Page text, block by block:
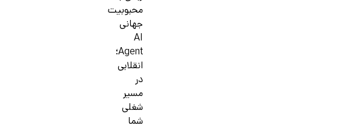
محبوبیت
جهانی
AI
Agent؛
انقلابی
در
مسیر
شغلی